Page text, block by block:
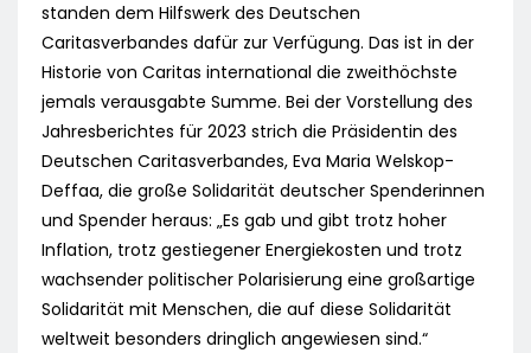
standen dem Hilfswerk des Deutschen
Caritasverbandes dafür zur Verfügung. Das ist in der
Historie von Caritas international die zweithöchste
jemals verausgabte Summe. Bei der Vorstellung des
Jahresberichtes für 2023 strich die Präsidentin des
Deutschen Caritasverbandes, Eva Maria Welskop-
Deffaa, die große Solidarität deutscher Spenderinnen
und Spender heraus: „Es gab und gibt trotz hoher
Inflation, trotz gestiegener Energiekosten und trotz
wachsender politischer Polarisierung eine großartige
Solidarität mit Menschen, die auf diese Solidarität
weltweit besonders dringlich angewiesen sind.“